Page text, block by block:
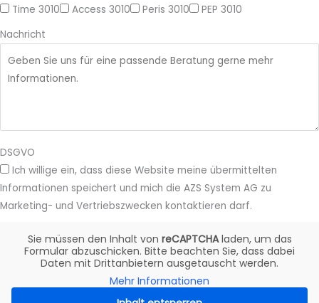
Time 3010
Access 3010 Peris 3010
PEP 3010
Nachricht
DSGVO
Ich willige ein, dass diese Website meine übermittelten
Informationen speichert und mich die AZS System AG zu
Marketing- und Vertriebszwecken kontaktieren darf.
Sie müssen den Inhalt von reCAPTCHAladen, um das
Formular abzuschicken. Bitte beachten Sie, dass dabei
Daten mit Drittanbietern ausgetauscht werden.
Mehr Informationen